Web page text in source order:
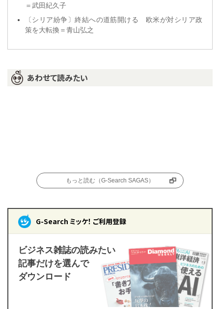
＝武田紀久子
〔シリア紛争〕終結への道筋開ける 欧米が対シリア政
策を大転換＝青山弘之
あわせて読みたい
もっと読む（G-Search SAGAS）
G-Search ミッケ！ ご利用登録
ビジネス雑誌の読みたい
記事だけを選んで
ダウンロード